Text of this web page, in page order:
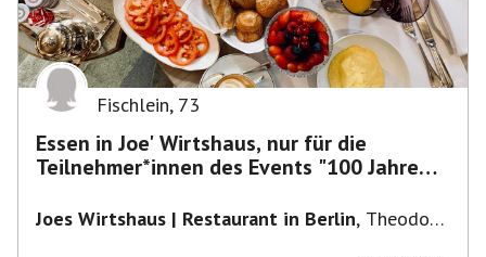
Fischlein, 73
Essen in Joe' Wirtshaus, nur für die
Teilnehmer*innen des Events "100 Jahre
Joes Wirtshaus | Restaurant in Berlin, Theodor-